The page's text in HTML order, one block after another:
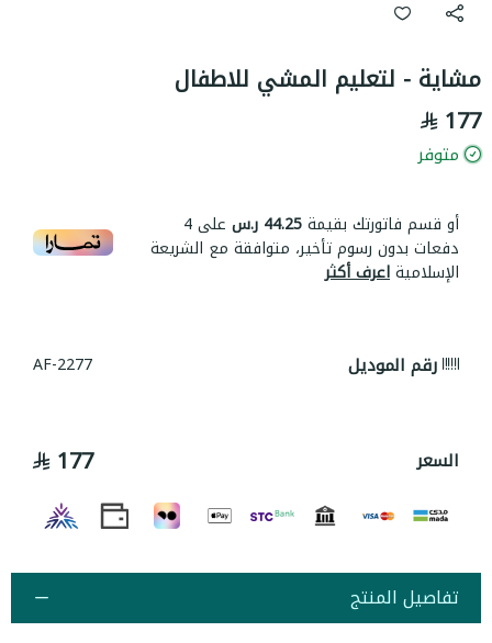
مشاية - لتعليم المشي للاطفال
177
متوفر
أو قسم فاتورتك بقيمة44.25 ر.س على4
دفعات بدون رسوم تأخير، متوافقة مع الشريعة
الإسلاميةاعرف أكثر
رقم الموديل AF-2277
السعر 177
تفاصيل المنتج